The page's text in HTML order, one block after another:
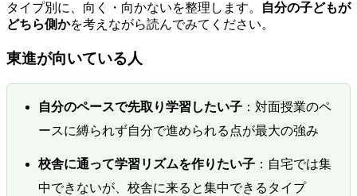
タイプ別に、向く・向かないを整理します。
自分の子どもが
どちら側かを考えながら読んでみてください。
東進が向いている人
自分のペースで先取り学習したい子：対面授業のペ
ースに縛られず自分で進められる点が最大の強み
校舎に通って学習リズムを作りたい子：自宅では集
中できないが、校舎に来ると集中できるタイプ